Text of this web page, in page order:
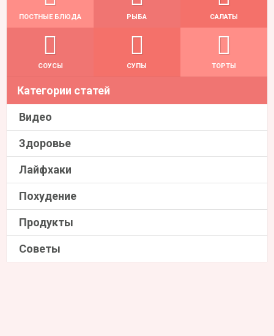
ПОСТНЫЕ БЛЮДА РЫБА САЛАТЫ
СОУСЫ СУПЫ ТОРТЫ
Категории статей
Видео
Здоровье
Лайфхаки
Похудение
Продукты
Советы